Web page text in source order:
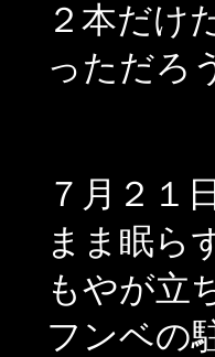
２本だけ
っただろ
７月２１
まま眠ら
もやが立
フンベの